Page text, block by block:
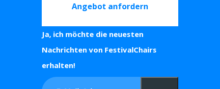
Angebot anfordern
Ja, ich möchte die neuesten
Nachrichten von FestivalChairs
erhalten!